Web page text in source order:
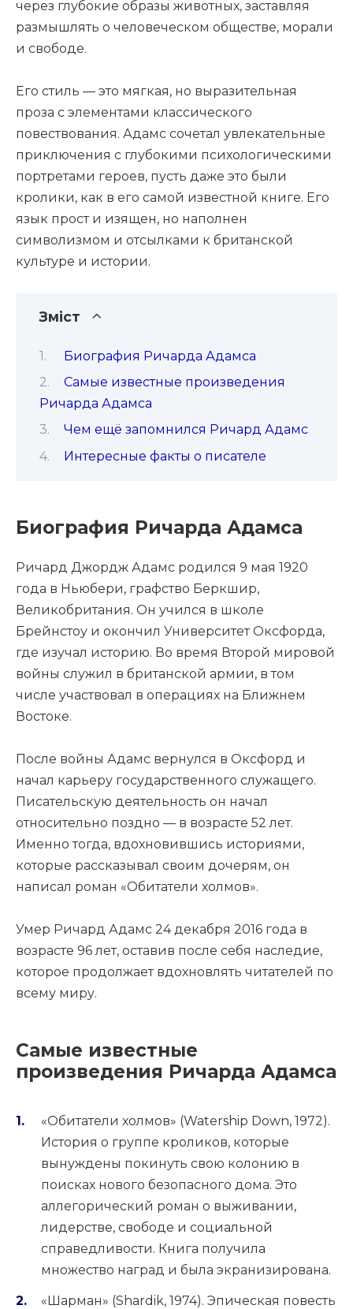
через глубокие образы животных, заставляя
размышлять о человеческом обществе, морали
и свободе.
Его стиль — это мягкая, но выразительная
проза с элементами классического
повествования. Адамс сочетал увлекательные
приключения с глубокими психологическими
портретами героев, пусть даже это были
кролики, как в его самой известной книге. Его
язык прост и изящен, но наполнен
символизмом и отсылками к британской
культуре и истории.
Зміст
Биография Ричарда Адамса
Самые известные произведения
Ричарда Адамса
Чем ещё запомнился Ричард Адамс
Интересные факты о писателе
Биография Ричарда Адамса
Ричард Джордж Адамс родился 9 мая 1920
года в Ньюбери, графство Беркшир,
Великобритания. Он учился в школе
Брейнстоу и окончил Университет Оксфорда,
где изучал историю. Во время Второй мировой
войны служил в британской армии, в том
числе участвовал в операциях на Ближнем
Востоке.
После войны Адамс вернулся в Оксфорд и
начал карьеру государственного служащего.
Писательскую деятельность он начал
относительно поздно — в возрасте 52 лет.
Именно тогда, вдохновившись историями,
которые рассказывал своим дочерям, он
написал роман «Обитатели холмов».
Умер Ричард Адамс 24 декабря 2016 года в
возрасте 96 лет, оставив после себя наследие,
которое продолжает вдохновлять читателей по
всему миру.
Самые известные
произведения Ричарда Адамса
«Обитатели холмов» (Watership Down, 1972).
История о группе кроликов, которые
вынуждены покинуть свою колонию в
поисках нового безопасного дома. Это
аллегорический роман о выживании,
лидерстве, свободе и социальной
справедливости. Книга получила
множество наград и была экранизирована.
«Шарман» (Shardik, 1974). Эпическая повесть